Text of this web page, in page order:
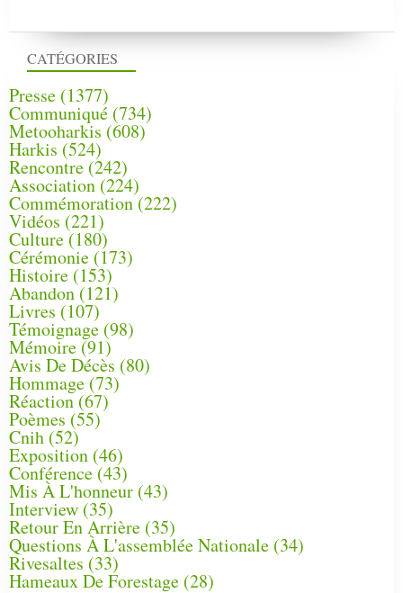
CATÉGORIES
Presse (1377)
Communiqué (734)
Metooharkis (608)
Harkis (524)
Rencontre (242)
Association (224)
Commémoration(222)
Vidéos (221)
Culture(180)
Cérémonie (173)
Histoire (153)
Abandon(121)
Livres (107)
Témoignage (98)
Mémoire (91)
Avis De Décès (80)
Hommage (73)
Réaction(67)
Poèmes (55)
Cnih (52)
Exposition (46)
Conférence(43)
Mis À L'honneur (43)
Interview (35)
Retour En Arrière (35)
Questions À L'assemblée Nationale (34)
Rivesaltes (33)
Hameaux De Forestage (28)